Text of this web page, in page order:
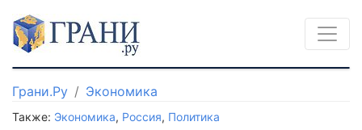
Грани.Ру Экономика
Также: Экономика, Россия, Политика